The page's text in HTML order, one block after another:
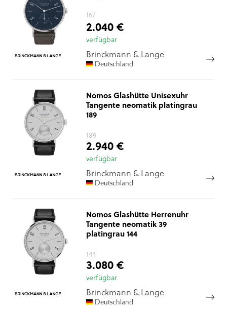
167
2.040 €
verfügbar
Brinckmann & Lange
Deutschland
Nomos Glashütte Unisexuhr
Tangente neomatik platingrau
189
189
2.940 €
verfügbar
Brinckmann & Lange
Deutschland
Nomos Glashütte Herrenuhr
Tangente neomatik 39
platingrau 144
144
3.080 €
verfügbar
Brinckmann & Lange
Deutschland